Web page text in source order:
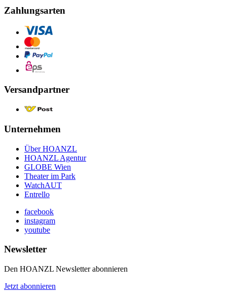
Zahlungsarten
Versandpartner
Unternehmen
Über HOANZL
HOANZL Agentur
GLOBE Wien
Theater im Park
WatchAUT
Entrello
facebook
instagram
youtube
Newsletter
Den HOANZL Newsletter abonnieren
Jetzt abonnieren